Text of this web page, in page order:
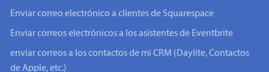
Enviar correo electrónico a clientes de Squarespace
Enviar correos electrónicos a los asistentes de Eventbrite
enviar correos a los contactos de mi CRM (Daylite, Contactos
de Apple, etc.)